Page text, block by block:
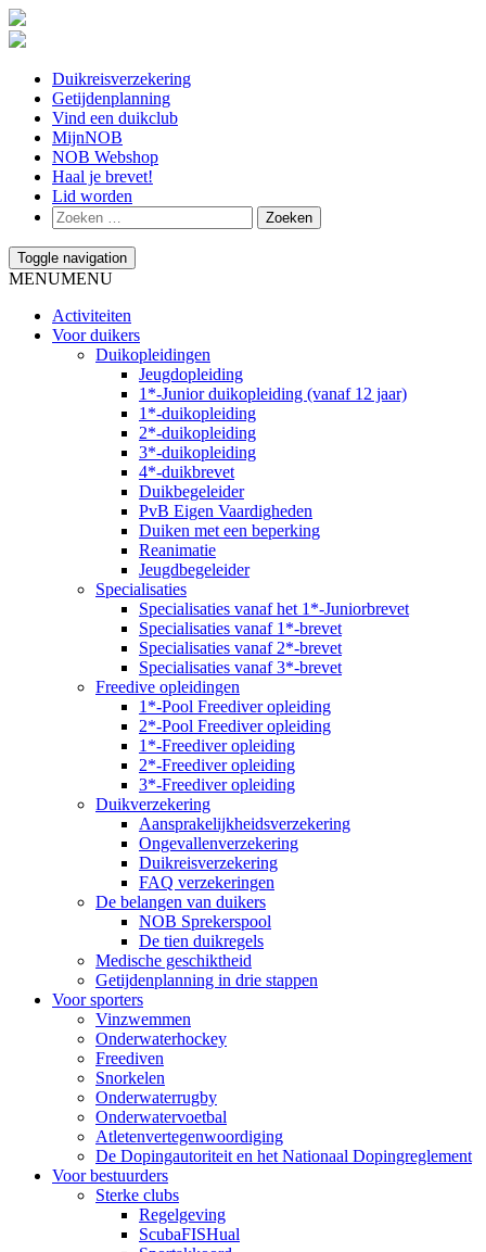
Duikreisverzekering
Getijdenplanning
Vind een duikclub
MijnNOB
NOB Webshop
Haal je brevet!
Lid worden
Toggle navigation
MENUMENU
Activiteiten
Voor duikers
Duikopleidingen
Jeugdopleiding
1*-Junior duikopleiding (vanaf 12 jaar)
1*-duikopleiding
2*-duikopleiding
3*-duikopleiding
4*-duikbrevet
Duikbegeleider
PvB Eigen Vaardigheden
Duiken met een beperking
Reanimatie
Jeugdbegeleider
Specialisaties
Specialisaties vanaf het 1*-Juniorbrevet
Specialisaties vanaf 1*-brevet
Specialisaties vanaf 2*-brevet
Specialisaties vanaf 3*-brevet
Freedive opleidingen
1*-Pool Freediver opleiding
2*-Pool Freediver opleiding
1*-Freediver opleiding
2*-Freediver opleiding
3*-Freediver opleiding
Duikverzekering
Aansprakelijkheidsverzekering
Ongevallenverzekering
Duikreisverzekering
FAQ verzekeringen
De belangen van duikers
NOB Sprekerspool
De tien duikregels
Medische geschiktheid
Getijdenplanning in drie stappen
Voor sporters
Vinzwemmen
Onderwaterhockey
Freediven
Snorkelen
Onderwaterrugby
Onderwatervoetbal
Atletenvertegenwoordiging
De Dopingautoriteit en het Nationaal Dopingreglement
Voor bestuurders
Sterke clubs
Regelgeving
ScubaFISHual